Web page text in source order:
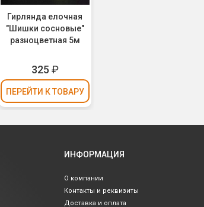
Гирлянда елочная
"Шишки сосновые"
разноцветная 5м
325 ₽
ПЕРЕЙТИ К ТОВАРУ
ИНФОРМАЦИЯ
О компании
Контакты и реквизиты
Доставка и оплата